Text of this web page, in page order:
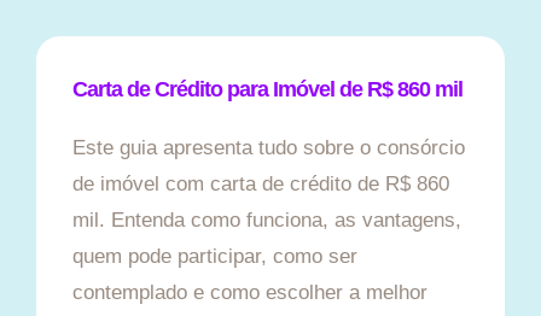
Carta de Crédito para Imóvel de R$ 860 mil
Este guia apresenta tudo sobre o consórcio
de imóvel com carta de crédito de R$ 860
mil. Entenda como funciona, as vantagens,
quem pode participar, como ser
contemplado e como escolher a melhor